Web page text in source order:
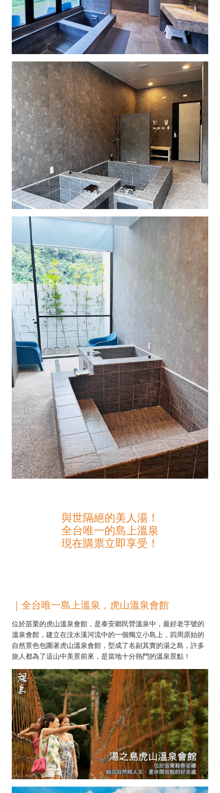
與世隔絕的美人湯！
全台唯一的島上溫泉
現在購票立即享受！
｜全台唯一島上溫泉，虎山溫泉會館
位於苗栗的虎山溫泉會館，是泰安鄉民營溫泉中，最好老字號的
溫泉會館，建立在汶水溪河流中的一個獨立小島上，四周原始的
自然景色包圍著虎山溫泉會館，型成了名副其實的湯之島，許多
旅人都為了這山中美景前來，是當地十分熱門的溫泉景點！